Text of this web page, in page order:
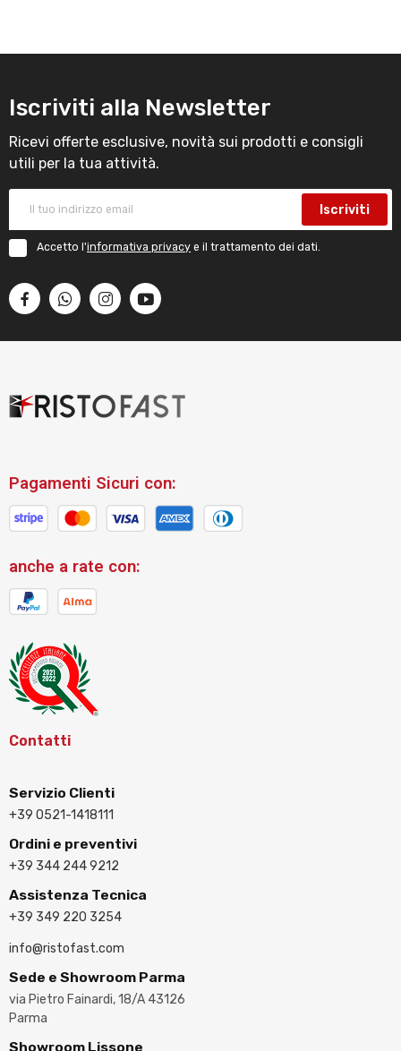
Iscriviti alla Newsletter
Ricevi offerte esclusive, novità sui prodotti e consigli
utili per la tua attività.
Iscriviti
Accetto l'informativa privacy e il trattamento dei dati.
Pagamenti Sicuri con:
anche a rate con:
Contatti
Servizio Clienti
+39 0521-1418111
Ordini e preventivi
+39 344 244 9212
Assistenza Tecnica
+39 349 220 3254
info@ristofast.com
Sede e Showroom Parma
via Pietro Fainardi, 18/A 43126
Parma
Showroom Lissone